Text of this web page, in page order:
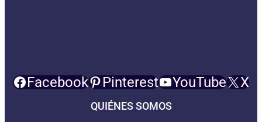
Facebook Pinterest YouTube X
QUIÉNES SOMOS